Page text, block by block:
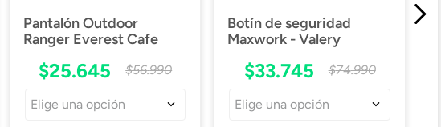
Pantalón Outdoor
Ranger Everest Cafe
$25.645 $56.990
Elige una opción
Botín de seguridad
Maxwork - Valery
$33.745 $74.990
Elige una opción